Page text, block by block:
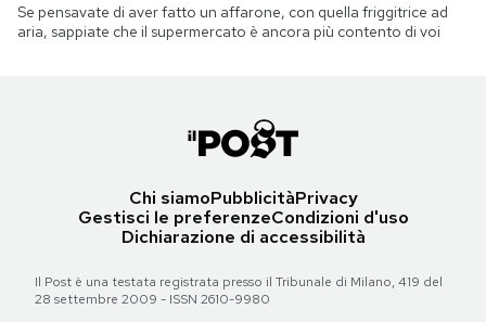
Se pensavate di aver fatto un affarone, con quella friggitrice ad
aria, sappiate che il supermercato è ancora più contento di voi
Chi siamoPubblicitàPrivacy
Gestisci le preferenzeCondizioni d'uso
Dichiarazione di accessibilità
Il Post è una testata registrata presso il Tribunale di Milano, 419 del
28 settembre 2009 - ISSN 2610-9980